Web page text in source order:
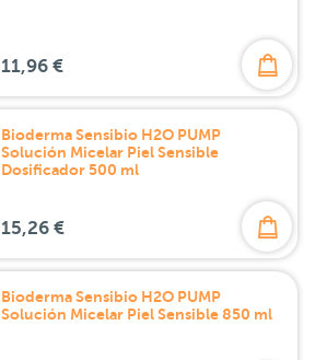
11,96 €
Bioderma Sensibio H2O PUMP
Solución Micelar Piel Sensible
Dosificador 500 ml
15,26 €
Bioderma Sensibio H2O PUMP
Solución Micelar Piel Sensible 850 ml